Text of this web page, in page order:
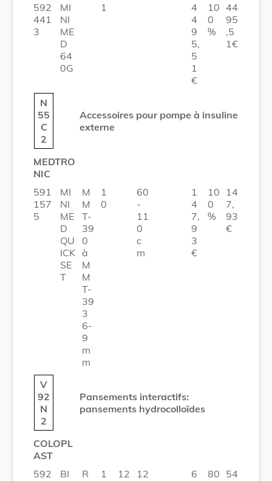
592
441
3
MI
NI
ME
D
64
0G
1
4
4
9
5,
5
1
€
10
0
%
44
95
,5
1€
N
55
C
2
Accessoires pour pompe à insuline
externe
MEDTRO
NIC
591
157
5
MI
NI
ME
D
QU
ICK
SE
T
M
M
T-
39
0
à
M
M
T-
39
3
6-
9
m
m
1
0
60
-
11
0
c
m
1
4
7,
9
3
€
10
0
%
14
7,
93
€
V
92
N
2
Pansements interactifs:
pansements hydrocolloïdes
COLOPL
AST
592
BI
R
1
12
12
6
80 54